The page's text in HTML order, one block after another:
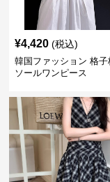
¥4,420 (税込)
韓国ファッション 格子
ソールワンピース